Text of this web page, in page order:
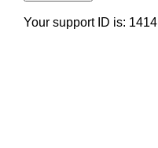
Your support ID is: